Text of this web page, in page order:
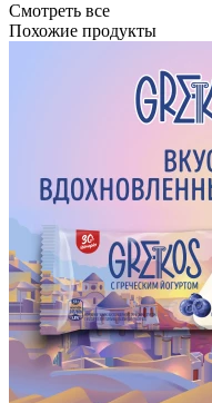
Смотреть все
Похожие продукты